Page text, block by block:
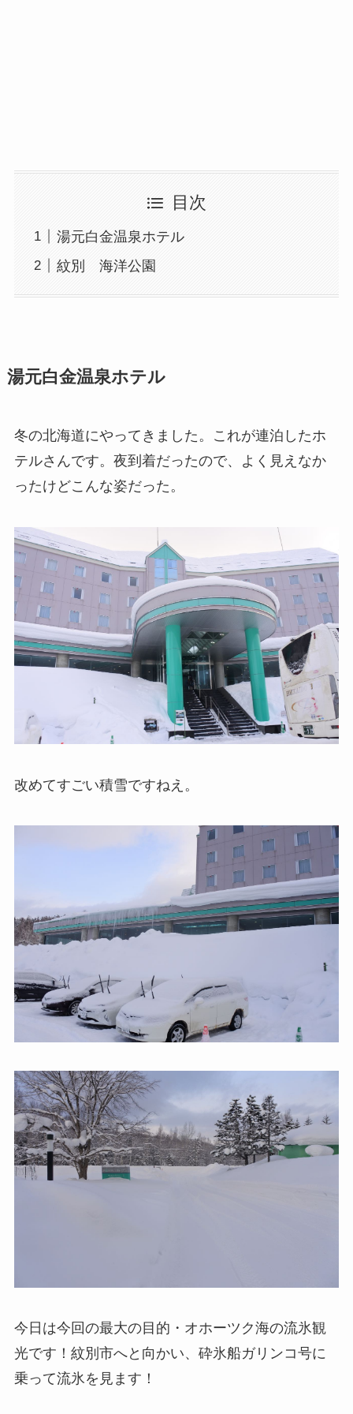
目次
湯元白金温泉ホテル
紋別 海洋公園
湯元白金温泉ホテル
冬の北海道にやってきました。これが連泊したホ
テルさんです。夜到着だったので、よく見えなか
ったけどこんな姿だった。
改めてすごい積雪ですねえ。
今日は今回の最大の目的・オホーツク海の流氷観
光です！紋別市へと向かい、砕氷船ガリンコ号に
乗って流氷を見ます！